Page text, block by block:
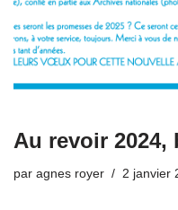
Au revoir 2024,
par agnes royer 2 janvier